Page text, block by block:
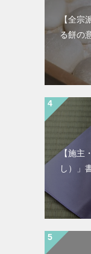
【全宗
る餅の
【施主
し）」